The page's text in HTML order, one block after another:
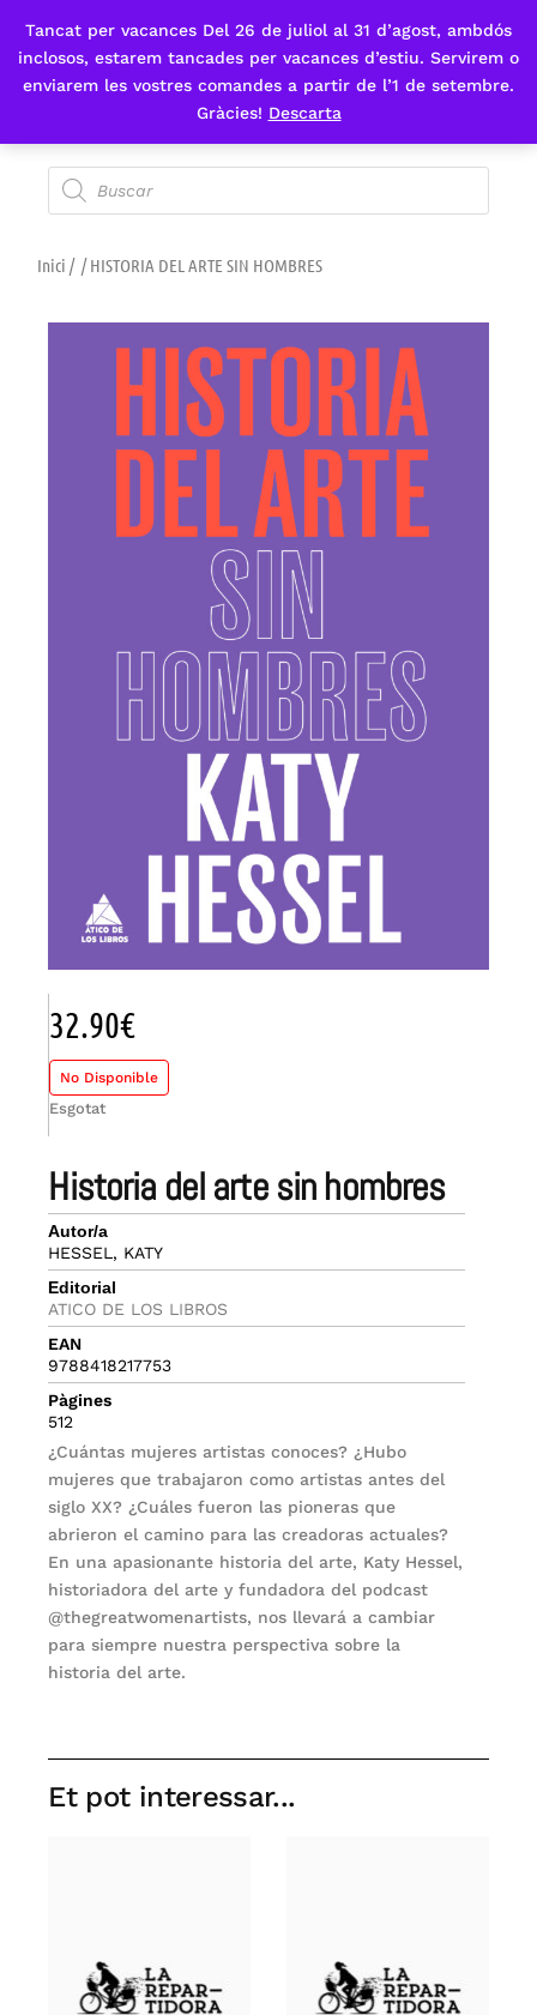
Tancat per vacances Del 26 de juliol al 31 d’agost, ambdós
inclosos, estarem tancades per vacances d’estiu. Servirem o
enviarem les vostres comandes a partir de l’1 de setembre.
Gràcies! Descarta
Fes-te'n sòcia
Inici / / HISTORIA DEL ARTE SIN HOMBRES
historia del arte sin hombres
Autor/a
HESSEL, KATY
Editorial
ATICO DE LOS LIBROS
EAN
9788418217753
Pàgines
512
¿Cuántas mujeres artistas conoces? ¿Hubo
mujeres que trabajaron como artistas antes del
siglo XX? ¿Cuáles fueron las pioneras que
abrieron el camino para las creadoras actuales?
En una apasionante historia del arte, Katy Hessel,
historiadora del arte y fundadora del podcast
@thegreatwomenartists, nos llevará a cambiar
para siempre nuestra perspectiva sobre la
historia del arte.
32.90€
No Disponible
Esgotat
Et pot interessar...